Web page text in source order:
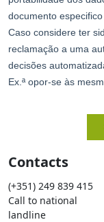
Contacts
(+351) 249 839 415
Call to national
landline